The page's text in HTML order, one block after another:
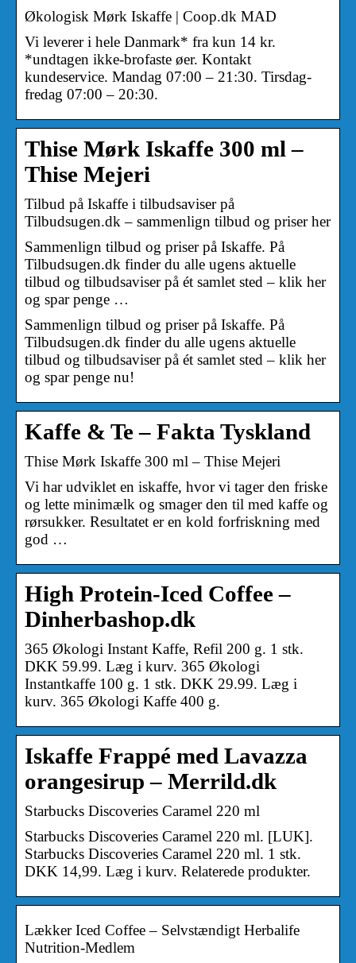
Økologisk Mørk Iskaffe | Coop.dk MAD
Vi leverer i hele Danmark* fra kun 14 kr.
*undtagen ikke-brofaste øer. Kontakt
kundeservice. Mandag 07:00 – 21:30. Tirsdag-
fredag 07:00 – 20:30.
Thise Mørk Iskaffe 300 ml –
Thise Mejeri
Tilbud på Iskaffe i tilbudsaviser på
Tilbudsugen.dk – sammenlign tilbud og priser her
Sammenlign tilbud og priser på Iskaffe. På
Tilbudsugen.dk finder du alle ugens aktuelle
tilbud og tilbudsaviser på ét samlet sted – klik her
og spar penge …
Sammenlign tilbud og priser på Iskaffe. På
Tilbudsugen.dk finder du alle ugens aktuelle
tilbud og tilbudsaviser på ét samlet sted – klik her
og spar penge nu!
Kaffe & Te – Fakta Tyskland
Thise Mørk Iskaffe 300 ml – Thise Mejeri
Vi har udviklet en iskaffe, hvor vi tager den friske
og lette minimælk og smager den til med kaffe og
rørsukker. Resultatet er en kold forfriskning med
god …
High Protein-Iced Coffee –
Dinherbashop.dk
365 Økologi Instant Kaffe, Refil 200 g. 1 stk.
DKK 59.99. Læg i kurv. 365 Økologi
Instantkaffe 100 g. 1 stk. DKK 29.99. Læg i
kurv. 365 Økologi Kaffe 400 g.
Iskaffe Frappé med Lavazza
orangesirup – Merrild.dk
Starbucks Discoveries Caramel 220 ml
Starbucks Discoveries Caramel 220 ml. [LUK].
Starbucks Discoveries Caramel 220 ml. 1 stk.
DKK 14,99. Læg i kurv. Relaterede produkter.
Lækker Iced Coffee – Selvstændigt Herbalife
Nutrition-Medlem